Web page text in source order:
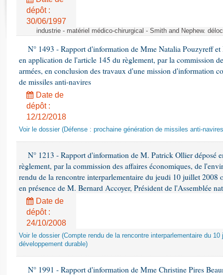
Rapports d'enquête
Rapports législatifs
Dossiers législatifs
Budget et sécurité sociale
Questions écrites et orales
Comptes rendus des débats
dépôt :
30/06/1997
industrie - matériel médico-chirurgical - Smith and Nephew.
N° 1493 - Rapport d'information de Mme Natalia Pouzyreff
en application de l'article 145 du règlement, par la commission
armées, en conclusion des travaux d'une mission d'information
de missiles anti-navires
Date de
dépôt :
12/12/2018
Voir le dossier (Défense : prochaine génération de missiles anti-
N° 1213 - Rapport d'information de M. Patrick Ollier déposé
règlement, par la commission des affaires économiques, de
rendu de la rencontre interparlementaire du jeudi 10 juillet 2008
en présence de M. Bernard Accoyer, Président de l'Assemblée
Date de
dépôt :
24/10/2008
Voir le dossier (Compte rendu de la rencontre interparlementaire du
développement durable)
N° 1991 - Rapport d'information de Mme Christine Pires